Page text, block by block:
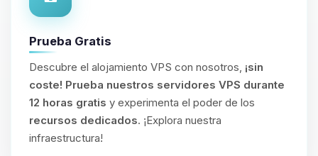
Prueba Gratis
Descubre el alojamiento VPS con nosotros, ¡sin
coste! Prueba nuestros servidores VPS durante
12 horas gratis y experimenta el poder de los
recursos dedicados. ¡Explora nuestra
infraestructura!